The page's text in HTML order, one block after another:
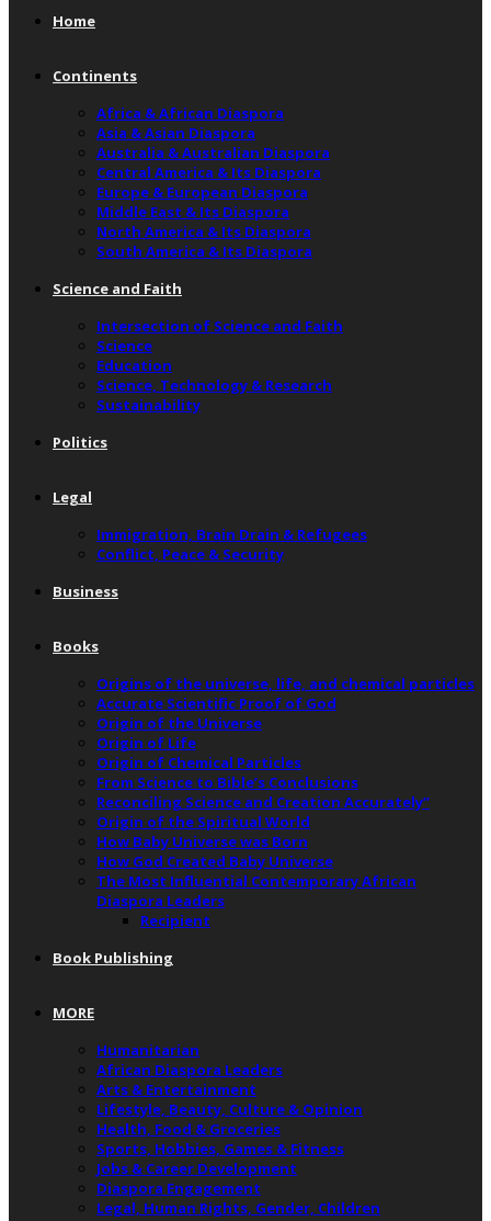
Home
Continents
Africa & African Diaspora
Asia & Asian Diaspora
Australia & Australian Diaspora
Central America & Its Diaspora
Europe & European Diaspora
Middle East & Its Diaspora
North America & Its Diaspora
South America & Its Diaspora
Science and Faith
Intersection of Science and Faith
Science
Education
Science, Technology & Research
Sustainability
Politics
Legal
Immigration, Brain Drain & Refugees
Conflict, Peace & Security
Business
Books
Origins of the universe, life, and chemical particles
Accurate Scientific Proof of God
Origin of the Universe
Origin of Life
Origin of Chemical Particles
From Science to Bible’s Conclusions
Reconciling Science and Creation Accurately”
Origin of the Spiritual World
How Baby Universe was Born
How God Created Baby Universe
The Most Influential Contemporary African
Diaspora Leaders
Recipient
Book Publishing
MORE
Humanitarian
African Diaspora Leaders
Arts & Entertainment
Lifestyle, Beauty, Culture & Opinion
Health, Food & Groceries
Sports, Hobbies, Games & Fitness
Jobs & Career Development
Diaspora Engagement
Legal, Human Rights, Gender, Children